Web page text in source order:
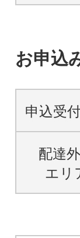
お申込
申込受
配達
エリ